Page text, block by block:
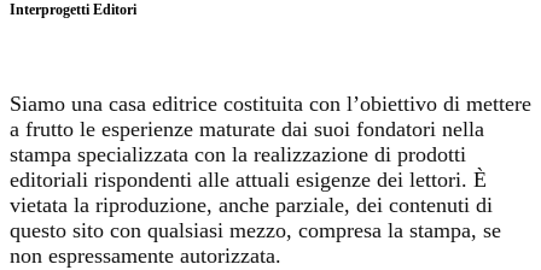
Interprogetti Editori
Siamo una casa editrice costituita con l’obiettivo di mettere
a frutto le esperienze maturate dai suoi fondatori nella
stampa specializzata con la realizzazione di prodotti
editoriali rispondenti alle attuali esigenze dei lettori. È
vietata la riproduzione, anche parziale, dei contenuti di
questo sito con qualsiasi mezzo, compresa la stampa, se
non espressamente autorizzata.